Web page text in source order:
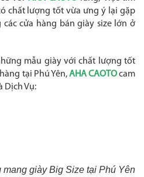
chất lượng tốt vừa ưng ý lại gặp
cửa hàng bán giày size lớn ở
mẫu giày với chất lượng tốt
tại Phú Yên,AHA CAOTOcam
Dịch Vụ:
giày Big Size tại Phú Yên